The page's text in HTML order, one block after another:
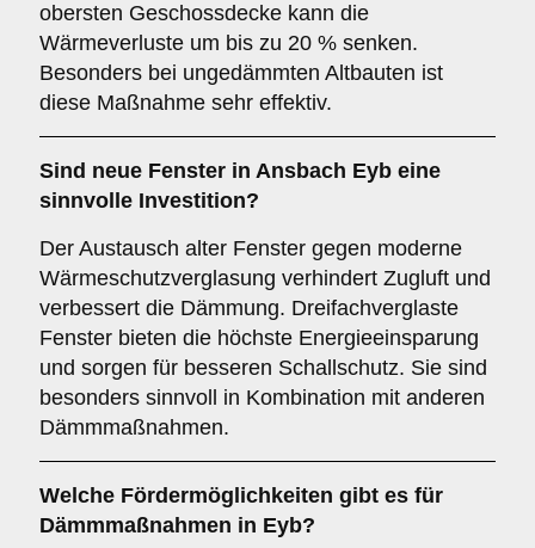
obersten Geschossdecke kann die
Wärmeverluste um bis zu 20 % senken.
Besonders bei ungedämmten Altbauten ist
diese Maßnahme sehr effektiv.
Sind neue Fenster in Ansbach Eyb eine
sinnvolle Investition?
Der Austausch alter Fenster gegen moderne
Wärmeschutzverglasung verhindert Zugluft und
verbessert die Dämmung. Dreifachverglaste
Fenster bieten die höchste Energieeinsparung
und sorgen für besseren Schallschutz. Sie sind
besonders sinnvoll in Kombination mit anderen
Dämmmaßnahmen.
Welche Fördermöglichkeiten gibt es für
Dämmmaßnahmen in Eyb?